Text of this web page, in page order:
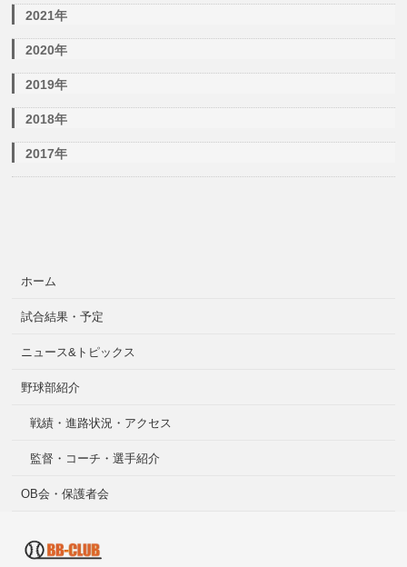
2021年
2020年
2019年
2018年
2017年
ホーム
試合結果・予定
ニュース&トピックス
野球部紹介
戦績・進路状況・アクセス
監督・コーチ・選手紹介
OB会・保護者会